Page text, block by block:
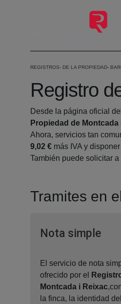
Salta al contingut principal
REGISTROS DE LA PROPIEDAD
Registro
Desde la página oficial
Propiedad de Montcada
Ahora, servicios tan
9,02 € más IVA y
También puede solicitar
Tramites en
Nota simple
El servicio de nota
ofrecido por el
Montcada i Reixac
la finca, la identidad